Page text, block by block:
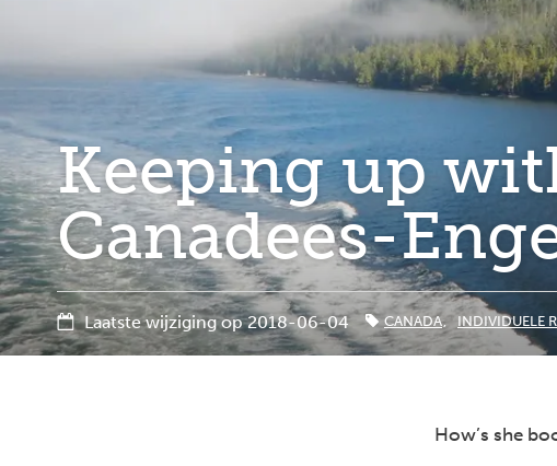
Keeping up
Canadees-
Laatste wijziging op 2018-06-04 CANADA INDIVIDUELE
How’s she